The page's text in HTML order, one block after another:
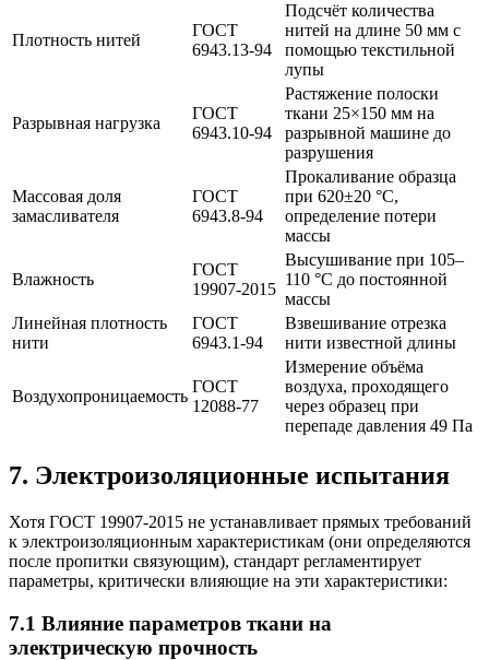
Плотность нитей
ГОСТ
6943.13-94
Подсчёт количества
нитей на длине 50 мм с
помощью текстильной
лупы
Разрывная нагрузка
ГОСТ
6943.10-94
Растяжение полоски
ткани 25×150 мм на
разрывной машине до
разрушения
Массовая доля
замасливателя
ГОСТ
6943.8-94
Прокаливание образца
при 620±20 °C,
определение потери
массы
Влажность
ГОСТ
19907-2015
Высушивание при 105–
110 °C до постоянной
массы
Линейная плотность
нити
ГОСТ
6943.1-94
Взвешивание отрезка
нити известной длины
Воздухопроницаемость
ГОСТ
12088-77
Измерение объёма
воздуха, проходящего
через образец при
перепаде давления 49 Па
7. Электроизоляционные испытания
Хотя ГОСТ 19907-2015 не устанавливает прямых требований
к электроизоляционным характеристикам (они определяются
после пропитки связующим), стандарт регламентирует
параметры, критически влияющие на эти характеристики:
7.1 Влияние параметров ткани на
электрическую прочность